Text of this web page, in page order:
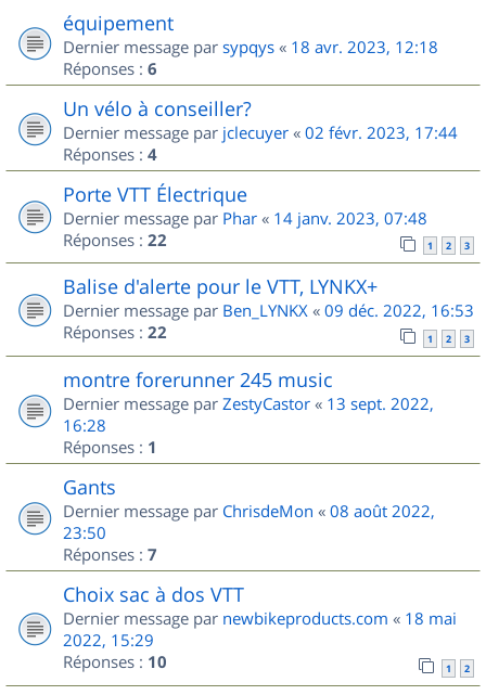
équipement
Dernier message par sypqys « 18 avr. 2023, 12:18
Réponses : 6
Un vélo à conseiller?
Dernier message par jclecuyer « 02 févr. 2023, 17:44
Réponses : 4
Porte VTT Électrique
Dernier message par Phar « 14 janv. 2023, 07:48
Réponses : 22 1 2 3
Balise d'alerte pour le VTT, LYNKX+
Dernier message par Ben_LYNKX « 09 déc. 2022, 16:53
Réponses : 22 1 2 3
montre forerunner 245 music
Dernier message par ZestyCastor « 13 sept. 2022,
16:28
Réponses : 1
Gants
Dernier message par ChrisdeMon « 08 août 2022,
23:50
Réponses : 7
Choix sac à dos VTT
Dernier message par newbikeproducts.com « 18 mai
2022, 15:29
Réponses : 10 1 2